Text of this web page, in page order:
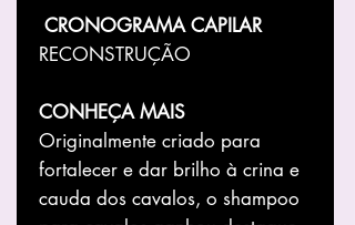
CRONOGRAMA CAPILAR
RECONSTRUÇÃO
CONHEÇA MAIS
Originalmente criado para
fortalecer e dar brilho à crina e
cauda dos cavalos, o shampoo